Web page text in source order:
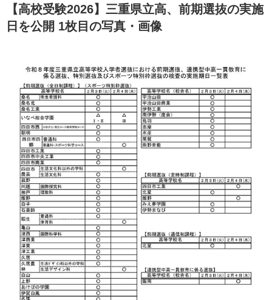
【高校受験2026】三重県立高、前期選抜の実施
日を公開 1枚目の写真・画像